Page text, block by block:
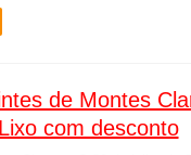
Qualidade do produto e
de Montes
com desconto